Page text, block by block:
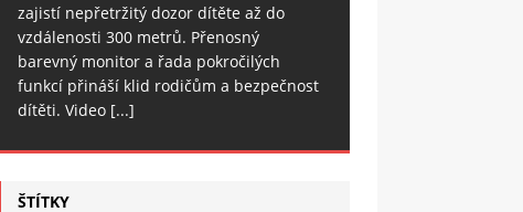
zajistí nepřetržitý dozor dítěte až do
vzdálenosti 300 metrů. Přenosný
barevný monitor a řada pokročilých
funkcí přináší klid rodičům a bezpečnost
dítěti. Video [...]
ŠTÍTKY